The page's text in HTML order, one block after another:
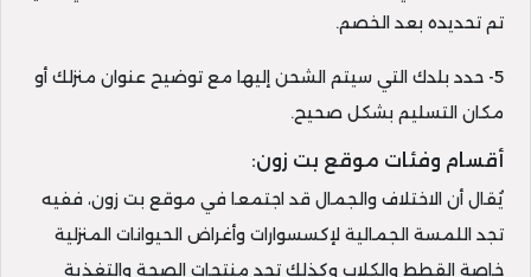
تم تحديده بعد الخصم.
5- حدد بلدك التي سيتم الشحن إليها مع توضيح عنوان منزلك أو
مكان التسليم بشكل صحيح.
أقسام وفئات موقع بت زون:
يُقال أن الاختلاف والجمال قد اجتمعا في موقع بت زون، ففيه
تجد اللمسة الجمالية لإكسسوارات وأغراض الحيوانات المنزلية
خاصة القطط والكلاب وكذلك تجد منتجات الصحة والتغذية